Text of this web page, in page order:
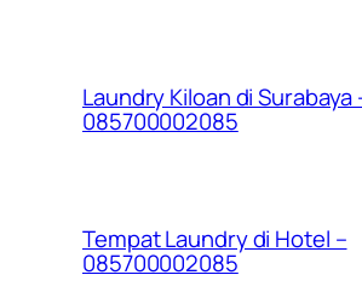
Laundry Kiloan di Surabaya
085700002085
Tempat Laundry di Hotel –
085700002085